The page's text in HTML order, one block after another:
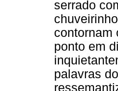
serrado
contornam
ponto em
palavras